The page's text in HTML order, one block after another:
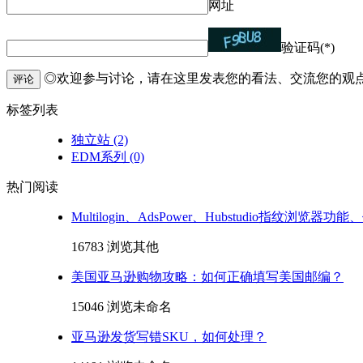
网址
验证码(*)
评论 ◎欢迎参与讨论，请在这里发表您的看法、交流您的观
标签列表
独立站 (2)
EDM系列 (0)
热门阅读
Multilogin、AdsPower、Hubstudio指纹浏览器功能
16783 浏览其他
美国亚马逊购物攻略：如何正确填写美国邮编？
15046 浏览未命名
亚马逊发货写错SKU，如何处理？